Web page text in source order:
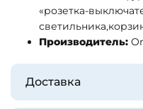
«розетка-
светильника,
Производитель:
Доставка